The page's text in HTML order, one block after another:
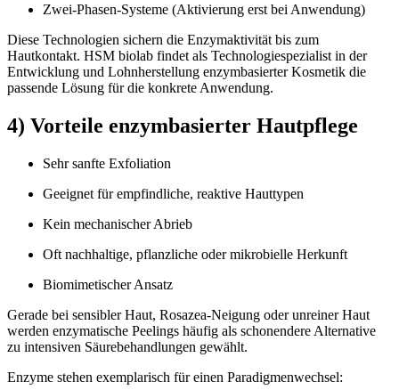
Zwei-Phasen-Systeme (Aktivierung erst bei Anwendung)
Diese Technologien sichern die Enzymaktivität bis zum
Hautkontakt. HSM biolab findet als Technologiespezialist in der
Entwicklung und Lohnherstellung enzymbasierter Kosmetik die
passende Lösung für die konkrete Anwendung.
4) Vorteile enzymbasierter Hautpflege
Sehr sanfte Exfoliation
Geeignet für empfindliche, reaktive Hauttypen
Kein mechanischer Abrieb
Oft nachhaltige, pflanzliche oder mikrobielle Herkunft
Biomimetischer Ansatz
Gerade bei sensibler Haut, Rosazea-Neigung oder unreiner Haut
werden enzymatische Peelings häufig als schonendere Alternative
zu intensiven Säurebehandlungen gewählt.
Enzyme stehen exemplarisch für einen Paradigmenwechsel: